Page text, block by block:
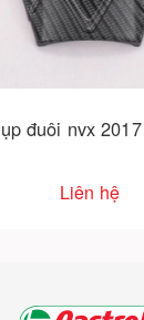
đuôi nvx
Liên hệ